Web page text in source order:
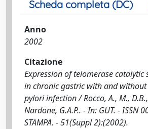
Scheda completa (DC)
Anno
2002
Citazione
Expression of telomerase catalytic
in chronic gastric with and
pylori infection / Rocco, A., M.,
Nardone, G.A.P.. - In: GUT. - ISSN
STAMPA. - 51(Suppl 2):(2002).